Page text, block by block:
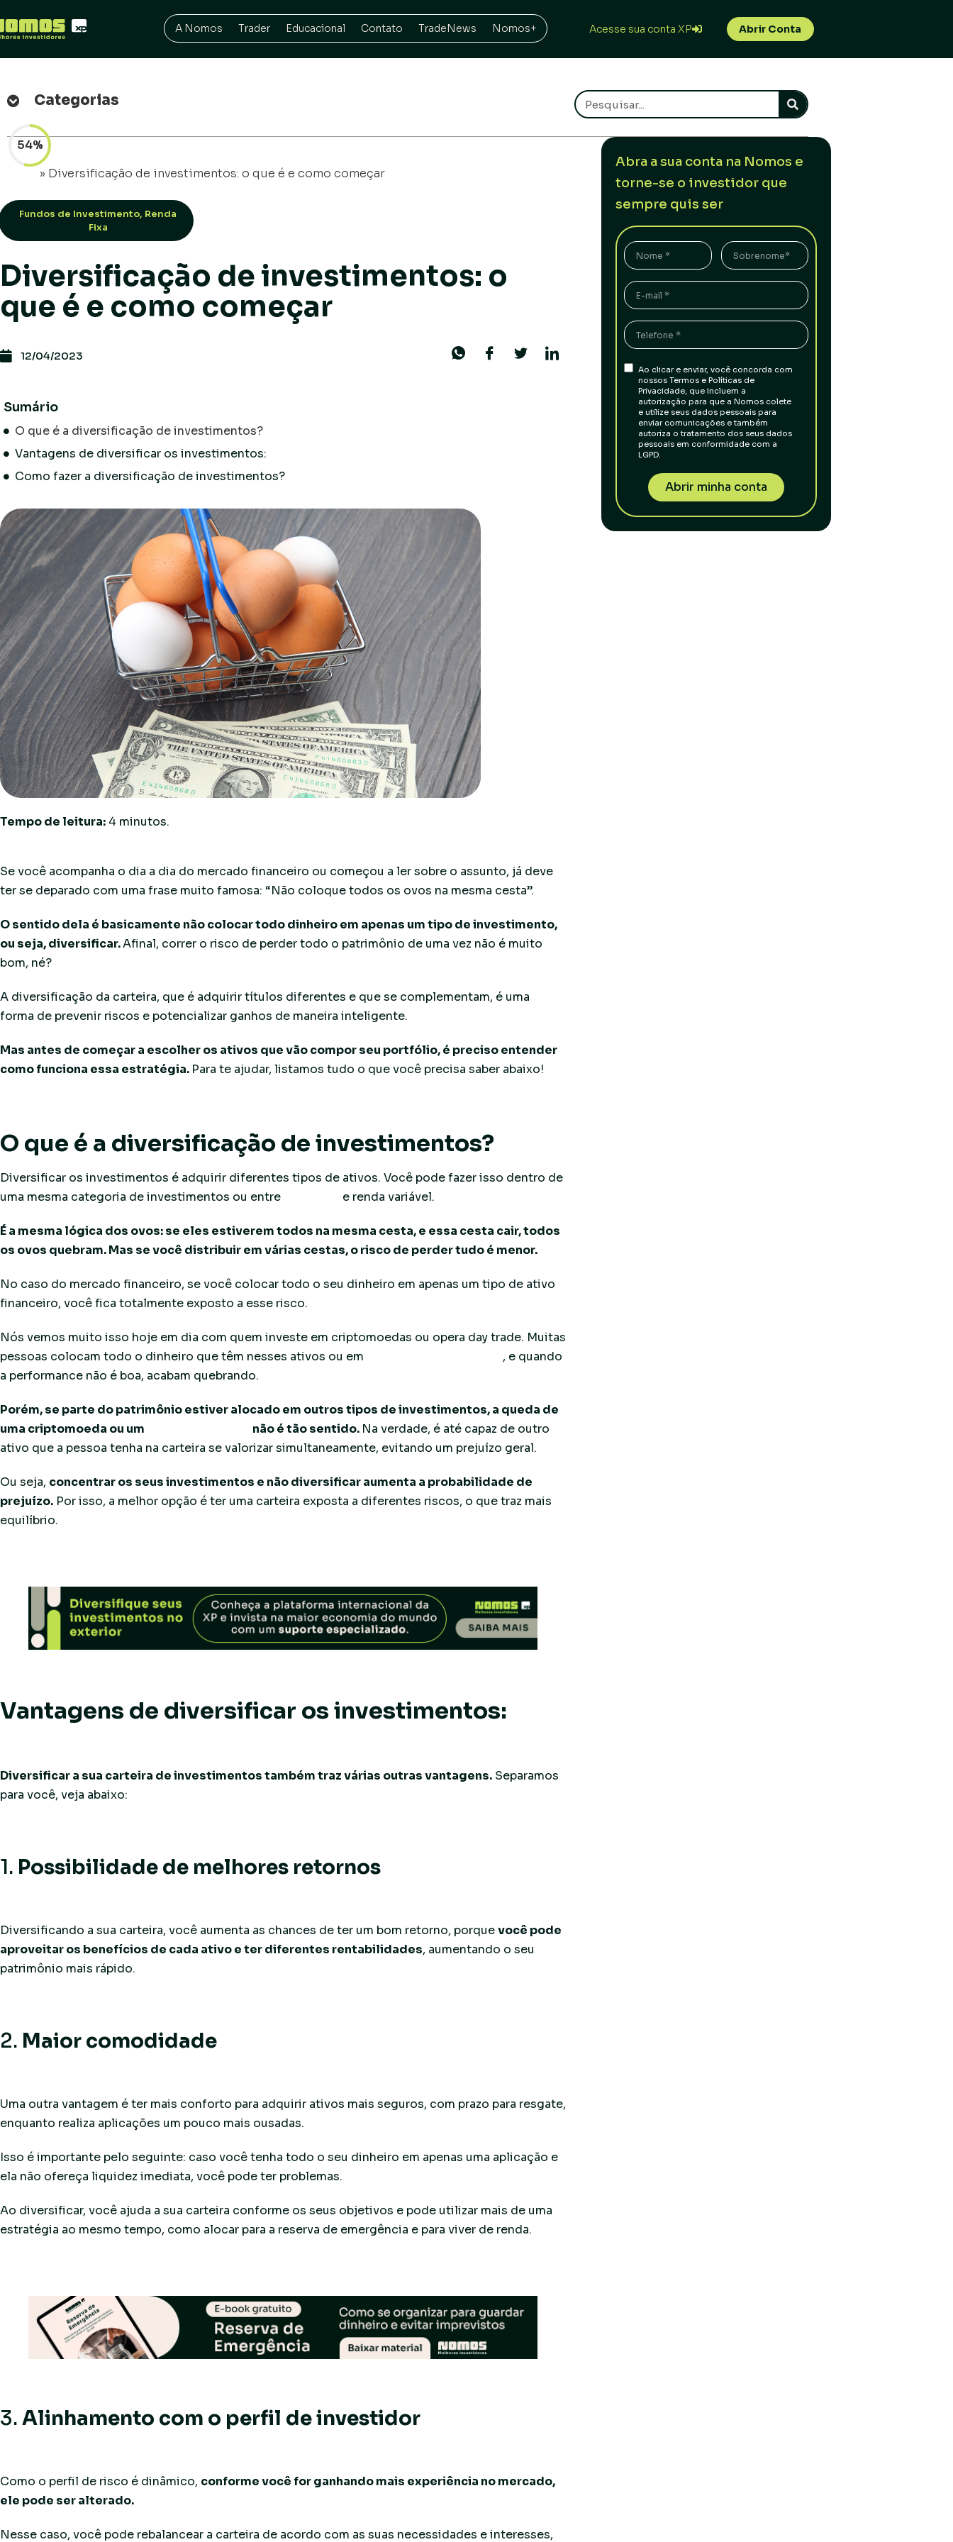
A Nomos Trader Educacional Contato TradeNews Nomos+ Acesse sua conta XP Abrir Conta
Categorias
» Diversificação de investimentos: o que é e como começar
Fundos de Investimento, Renda
Fixa
Diversificação de investimentos: o
que é e como começar
12/04/2023
54%
Sumário
O que é a diversificação de investimentos?
Vantagens de diversificar os investimentos:
Como fazer a diversificação de investimentos?
Tempo de leitura: 4 minutos.
Se você acompanha o dia a dia do mercado financeiro ou começou a ler sobre o assunto, já deve
ter se deparado com uma frase muito famosa: “Não coloque todos os ovos na mesma cesta”.
O sentido dela é basicamente não colocar todo dinheiro em apenas um tipo de investimento,
ou seja, diversificar.Afinal, correr o risco de perder todo o patrimônio de uma vez não é muito
bom, né?
A diversificação da carteira, que é adquirir títulos diferentes e que se complementam, é uma
forma de prevenir riscos e potencializar ganhos de maneira inteligente.
Mas antes de começar a escolher os ativos que vão compor seu portfólio, é preciso entender
como funciona essa estratégia. Para te ajudar, listamos tudo o que você precisa saber abaixo!
O que é a diversificação de investimentos?
Diversificar os investimentos é adquirir diferentes tipos de ativos. Você pode fazer isso dentro de
uma mesma categoria de investimentos ou entre
e renda variável.
É a mesma lógica dos ovos: se eles estiverem todos na mesma cesta, e essa cesta cair, todos
os ovos quebram. Mas se você distribuir em várias cestas, o risco de perder tudo é menor.
No caso do mercado financeiro, se você colocar todo o seu dinheiro em apenas um tipo de ativo
financeiro, você fica totalmente exposto a esse risco.
Nós vemos muito isso hoje em dia com quem investe em criptomoedas ou opera day trade. Muitas
pessoas colocam todo o dinheiro que têm nesses ativos ou em
, e quando
a performance não é boa, acabam quebrando.
Porém, se parte do patrimônio estiver alocado em outros tipos de investimentos, a queda de
uma criptomoeda ou um
não é tão sentido. Na verdade, é até capaz de outro
ativo que a pessoa tenha na carteira se valorizar simultaneamente, evitando um prejuízo geral.
Ou seja, concentrar os seus investimentos e não diversificar aumenta a probabilidade de
prejuízo. Por isso, a melhor opção é ter uma carteira exposta a diferentes riscos, o que traz mais
equilíbrio.
Vantagens de diversificar os investimentos:
Diversificar a sua carteira de investimentos também traz várias outras vantagens. Separamos
para você, veja abaixo:
1. Possibilidade de melhores retornos
Diversificando a sua carteira, você aumenta as chances de ter um bom retorno, porquevocê pode
aproveitar os benefícios de cada ativo e ter diferentes rentabilidades, aumentando o seu
patrimônio mais rápido.
2. Maior comodidade
Uma outra vantagem é ter mais conforto para adquirir ativos mais seguros, com prazo para resgate,
enquanto realiza aplicações um pouco mais ousadas.
Isso é importante pelo seguinte: caso você tenha todo o seu dinheiro em apenas uma aplicação e
ela não ofereça liquidez imediata, você pode ter problemas.
Ao diversificar, você ajuda a sua carteira conforme os seus objetivos e pode utilizar mais de uma
estratégia ao mesmo tempo, como alocar para a reserva de emergência e para viver de renda.
3. Alinhamento com o perfil de investidor
Como o perfil de risco é dinâmico, conforme você for ganhando mais experiência no mercado,
ele pode ser alterado.
Nesse caso, você pode rebalancear a carteira de acordo com as suas necessidades e interesses,
Abra a sua conta na Nomos e
torne-se o investidor que
sempre quis ser
Ao clicar e enviar, você concorda com
nossos Termos e Políticas de
Privacidade, que incluem a
autorização para que a Nomos colete
e utilize seus dados pessoais para
enviar comunicações e também
autoriza o tratamento dos seus dados
pessoais em conformidade com a
LGPD.
Abrir minha conta